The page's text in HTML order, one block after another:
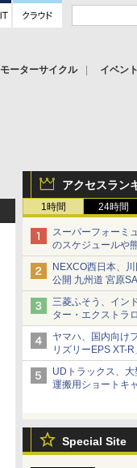
モーターサイクル
イベント
アクセスラン
1時間 24時間
スーパーフォーミ
のスケジュールや
を紹介
NEXCO西日本、
公開 九州道 宮原
車両を通行可能に
三菱ふそう、イン
ター・エクストラ
ックベースの観光
ヤマハ、国内向け
リズリーEPS XT-
UDトラックス、
運搬用ショートキ
Special Site